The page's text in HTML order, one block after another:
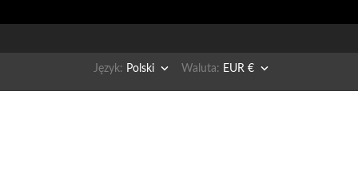
Język: Polski  Waluta: EUR € 